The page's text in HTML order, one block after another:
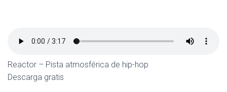
Reactor – Pista atmosférica de hip-hop
Descarga gratis